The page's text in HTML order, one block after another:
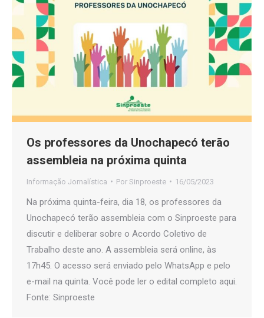
Os professores da Unochapecó terão
assembleia na próxima quinta
Informação Jornalística Por Sinproeste 16/05/2023
Na próxima quinta-feira, dia 18, os professores da
Unochapecó terão assembleia com o Sinproeste para
discutir e deliberar sobre o Acordo Coletivo de
Trabalho deste ano. A assembleia será online, às
17h45. O acesso será enviado pelo WhatsApp e pelo
e-mail na quinta. Você pode ler o edital completo aqui.
Fonte: Sinproeste